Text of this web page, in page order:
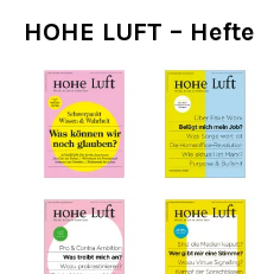
HOHE LUFT – Hefte